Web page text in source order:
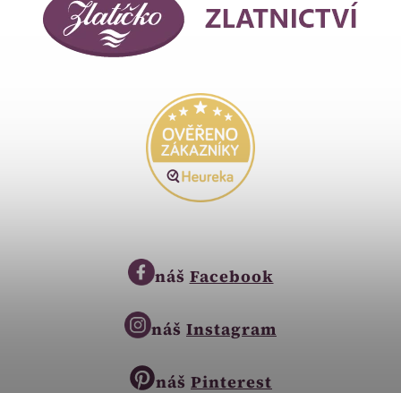
náš Facebook
náš Instagram
náš Pinterest